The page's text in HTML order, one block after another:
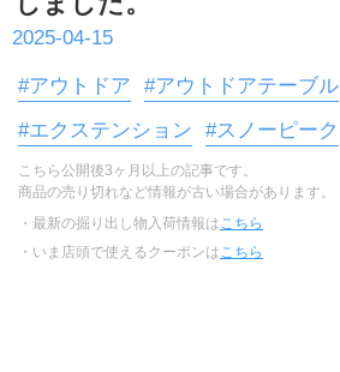
2025-04-15
#アウトドア #アウトドアテーブル
#エクステンション
#スノーピーク
こちら公開後3ヶ月以上の記事です。
商品の売り切れなど情報が古い場合があります。
・最新の掘り出し物入荷情報は こちら
・いま店頭で使えるクーポンは こちら